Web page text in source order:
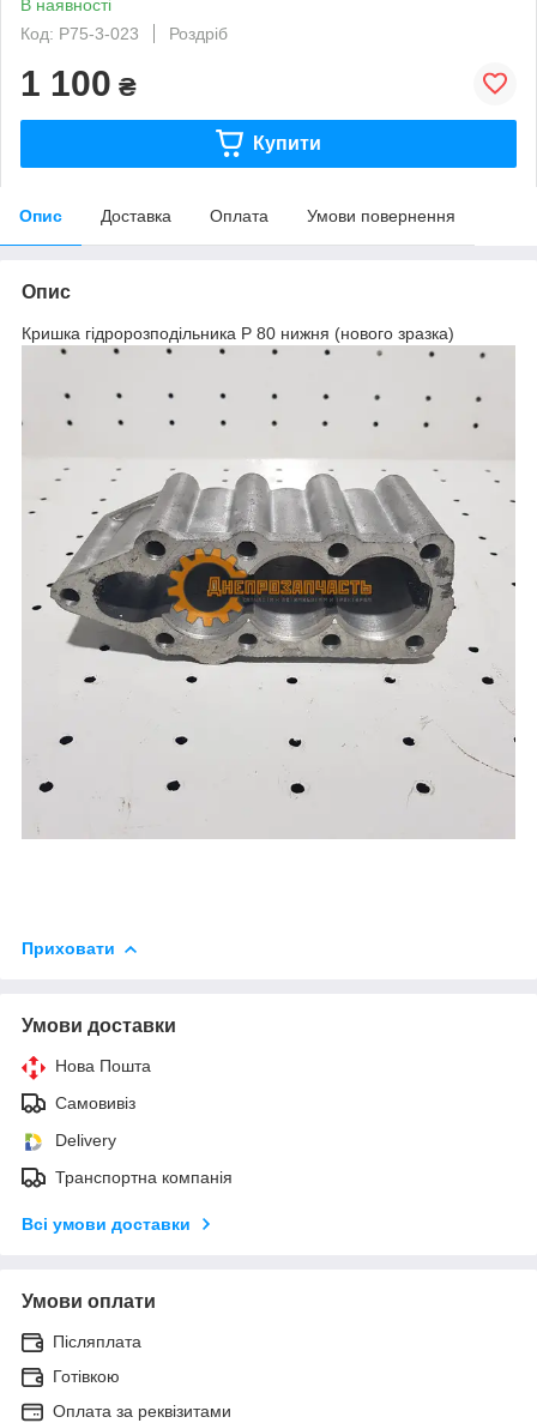
В наявності
Код: Р75-3-023
Роздріб
1 100 ₴
Купити
Опис Доставка Оплата Умови повернення
Опис
Кришка гідророзподільника Р 80 нижня (нового зразка)
Приховати
Умови доставки
Нова Пошта
Самовивіз
Delivery
Транспортна компанія
Всі умови доставки
Умови оплати
Післяплата
Готівкою
Оплата за реквізитами